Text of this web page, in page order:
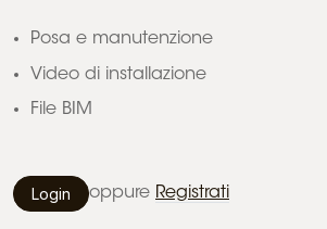
Posa e manutenzione
Video di installazione
File BIM
Login oppure Registrati